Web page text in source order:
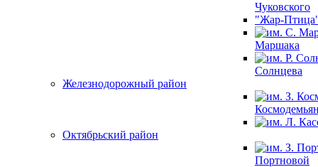
Чуковского
"Жар-
Маршака
Солнцева
Железнодорожный район
Октябрьский район
Портновой